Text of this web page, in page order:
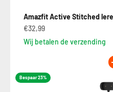
Amazfit Active Stitched
€32,99
Wij betalen de verzending
Bespaar 23%